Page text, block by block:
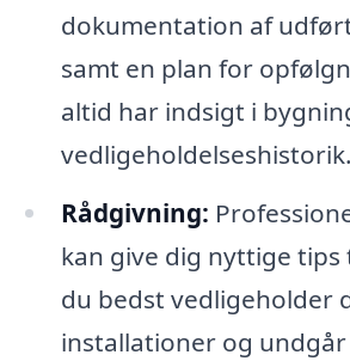
dokumentation af
samt en plan for
altid har indsigt i
vedligeholdelseshistorik.
Rådgivning:
kan give dig nyttige
du bedst vedligeholder
installationer og